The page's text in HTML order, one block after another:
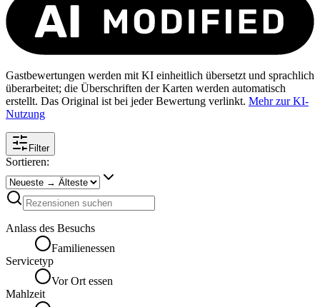
Gastbewertungen werden mit KI einheitlich übersetzt und sprachlich
überarbeitet; die Überschriften der Karten werden automatisch
erstellt. Das Original ist bei jeder Bewertung verlinkt. Mehr zur KI-
Nutzung
Filter
Sortieren:
Anlass des Besuchs
Familienessen
Servicetyp
Vor Ort essen
Mahlzeit